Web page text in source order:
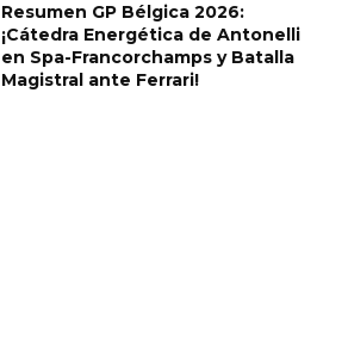
Resumen GP Bélgica 2026:
¡Cátedra Energética de Antonelli
en Spa-Francorchamps y Batalla
Magistral ante Ferrari!